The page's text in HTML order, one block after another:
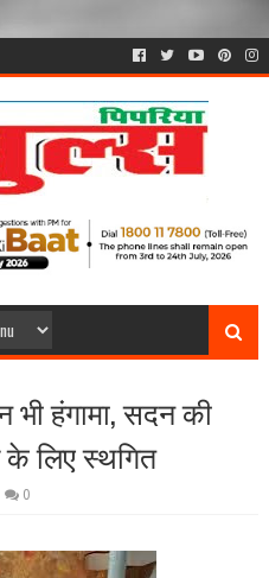
हंगामा, सदन की
के लिए स्‍थगित
0